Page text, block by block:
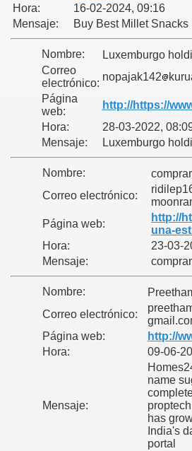
Hora:
16-02-2024, 09:16
Mensaje:
Buy Best Millet Snacks
Nombre:
Luxemburgo
Correo
electrónico:
nopajak142
Página
web:
http://https://
Hora:
28-03-2022,
Mensaje:
Luxemburgo
Nombre:
Correo electrónico:
Página web:
http://
una-
Hora:
23-03-
Mensaje:
Nombre:
Correo electrónico:
Página web:
http://
Hora:
09-06-
Mensaje:
name
has
India's
portal